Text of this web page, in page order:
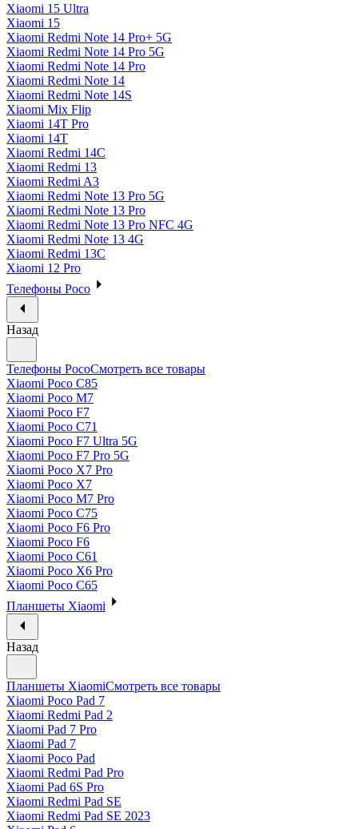
Xiaomi 15 Ultra
Xiaomi 15
Xiaomi Redmi Note 14 Pro+ 5G
Xiaomi Redmi Note 14 Pro 5G
Xiaomi Redmi Note 14 Pro
Xiaomi Redmi Note 14
Xiaomi Redmi Note 14S
Xiaomi Mix Flip
Xiaomi 14T Pro
Xiaomi 14T
Xiaomi Redmi 14C
Xiaomi Redmi 13
Xiaomi Redmi A3
Xiaomi Redmi Note 13 Pro 5G
Xiaomi Redmi Note 13 Pro
Xiaomi Redmi Note 13 Pro NFC 4G
Xiaomi Redmi Note 13 4G
Xiaomi Redmi 13C
Xiaomi 12 Pro
Телефоны Poco
Назад
Телефоны PocoСмотреть все товары
Xiaomi Poco C85
Xiaomi Poco M7
Xiaomi Poco F7
Xiaomi Poco C71
Xiaomi Poco F7 Ultra 5G
Xiaomi Poco F7 Pro 5G
Xiaomi Poco X7 Pro
Xiaomi Poco X7
Xiaomi Poco M7 Pro
Xiaomi Poco C75
Xiaomi Poco F6 Pro
Xiaomi Poco F6
Xiaomi Poco C61
Xiaomi Poco X6 Pro
Xiaomi Poco C65
Планшеты Xiaomi
Назад
Планшеты XiaomiСмотреть все товары
Xiaomi Poco Pad 7
Xiaomi Redmi Pad 2
Xiaomi Pad 7 Pro
Xiaomi Pad 7
Xiaomi Poco Pad
Xiaomi Redmi Pad Pro
Xiaomi Pad 6S Pro
Xiaomi Redmi Pad SE
Xiaomi Redmi Pad SE 2023